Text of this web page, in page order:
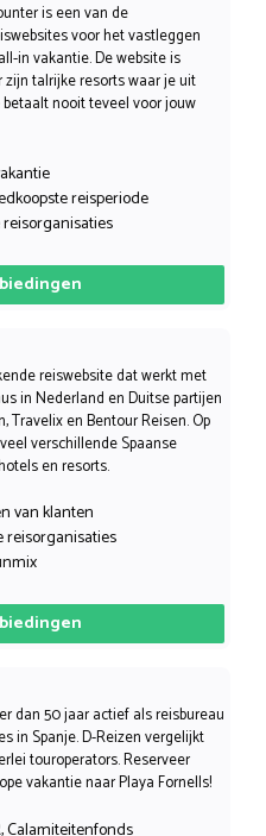
is een van de
voor het vastleggen
in vakantie. De website is
zijn talrijke resorts waar je uit
nooit teveel voor jouw
reisperiode
reiswebsite dat werkt met
in Nederland en Duitse partijen
Travelix en Bentour Reisen. Op
verschillende Spaanse
en resorts.
van klanten
reisorganisaties
dan 50 jaar actief als reisbureau
in Spanje. D-Reizen vergelijkt
touroperators. Reserveer
vakantie naar Playa Fornells!
Calamiteitenfonds